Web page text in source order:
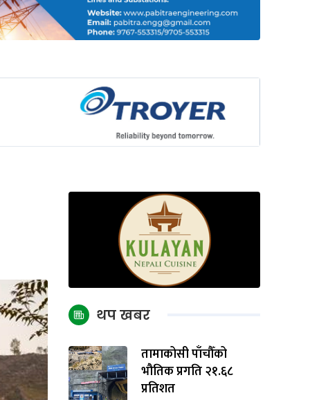
थप खबर
तामाकोसी पाँचौँको
भौतिक प्रगति २१.६८
प्रतिशत